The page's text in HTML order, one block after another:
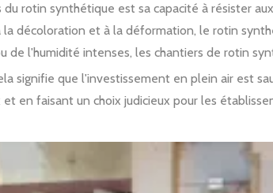
du rotin synthétique est sa capacité à résister
la décoloration et à la déformation, le rotin
de l'humidité intenses, les chantiers de rotin
signifie que l'investissement en plein air est
en faisant un choix judicieux pour les